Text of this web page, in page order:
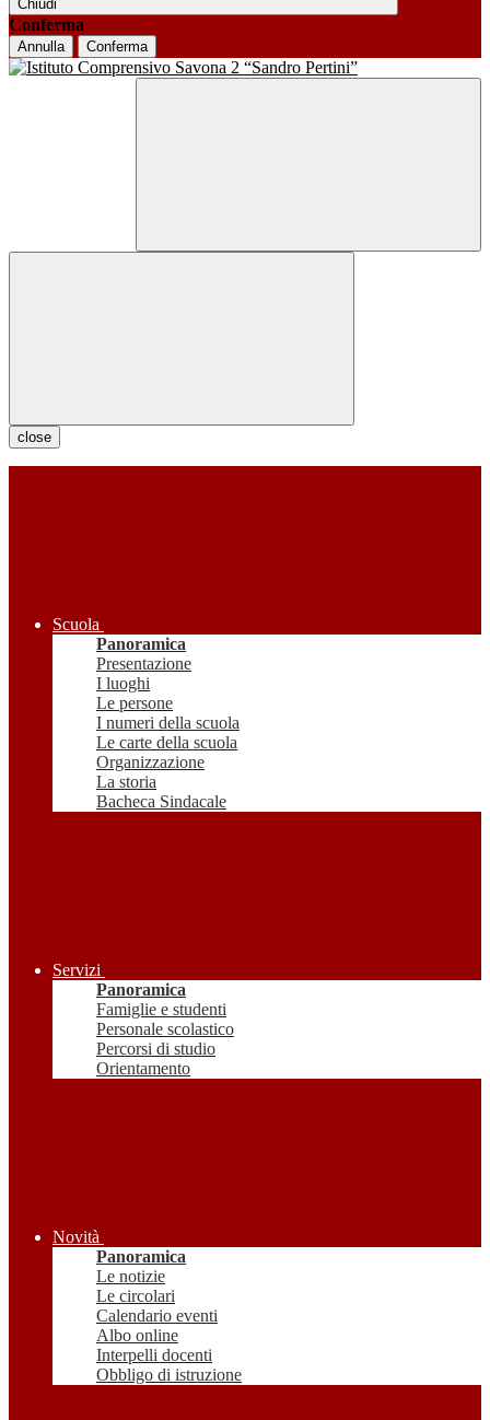
Chiudi
Conferma
Annulla Conferma
close
Scuola
Panoramica
Presentazione
I luoghi
Le persone
I numeri della scuola
Le carte della scuola
Organizzazione
La storia
Bacheca Sindacale
Servizi
Panoramica
Famiglie e studenti
Personale scolastico
Percorsi di studio
Orientamento
Novità
Panoramica
Le notizie
Le circolari
Calendario eventi
Albo online
Interpelli docenti
Obbligo di istruzione